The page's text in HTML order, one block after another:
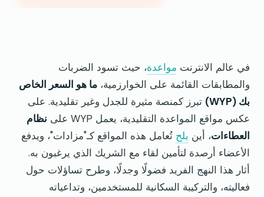
في عالم الانترنت مواعدة، حيث تسود الضربات
والمطابقات القائمة على الخوارزمية، ما هو السعر الخاص
بك (WYP)
تبرز كمنصة مثيرة للجدل وغير تقليدية. على
عكس مواقع المواعدة التقليدية، يعمل WYP على
نظام
العطاءات، أين بلح تُعامل هذه المواقع كـ"مزادات"، ويدفع
الأعضاء أرصدة لتأمين لقاء مع الشريك الذي يرغبون به.
أثار هذا النهج الفريد فضولًا وجدلًا، وطرح تساؤلات حول
فعاليته، والتركيبة السكانية للمستخدمين، وتداعياته